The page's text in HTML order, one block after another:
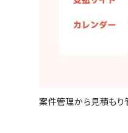
案件管理から見積もり